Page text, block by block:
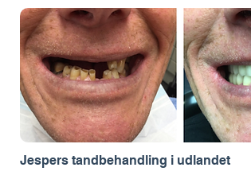
Jespers tandbehandling i udlandet